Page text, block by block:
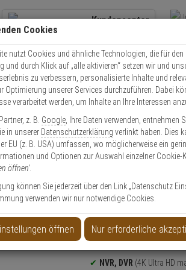
Kundencenter
Kontaktservice nutzen
Mo. - Do.: 8:00 - 16:30 Fr. 8:00 - 14:00 Uhr
TVR-4616-2T 16-Kanal DVR 4K, HDMI/VGA
DVR 4K, HDMI/VGA
Produktinformationen
NVR, DVR (4K Ultra HD
Cookies
nutzt Cookies und ähnliche Technologien, die für
und durch Klick auf „alle aktivieren“ setzen wir und
zu verbessern, personalisierte Inhalte und
Optimierung unserer Services durchzuführen. Dabei
verarbeitet werden, um Inhalte an Ihre Interessen
z. B. Google , Ihre Daten verwenden,
in unserer Datenschutzerklärung verlinkt haben. Dies
EU (z. B. USA) umfassen, wo möglicherweise ein
und Optionen zur Auswahl einzelner Cookie-
öffnen'.
können Sie jederzeit über den Link „Datenschutz
verwenden wir nur notwendige Cookies.
öffnen Nur erforderliche